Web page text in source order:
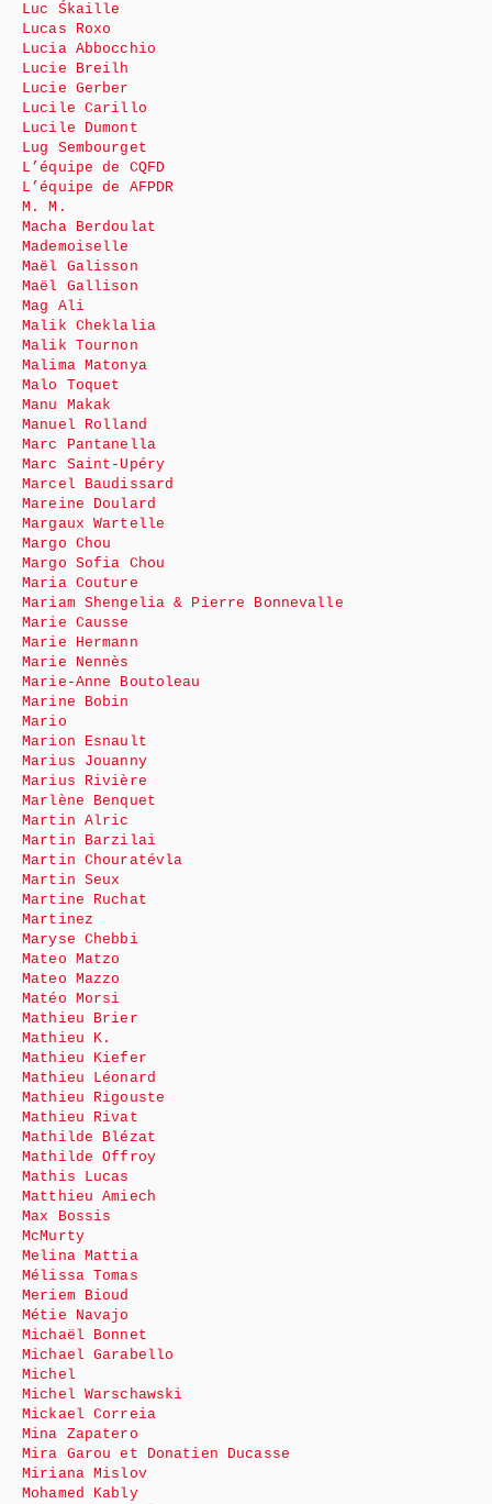
Luc Śkaille
Lucas Roxo
Lucia Abbocchio
Lucie Breilh
Lucie Gerber
Lucile Carillo
Lucile Dumont
Lug Sembourget
L’équipe de CQFD
L’équipe de AFPDR
M. M.
Macha Berdoulat
Mademoiselle
Maël Galisson
Maël Gallison
Mag Ali
Malik Cheklalia
Malik Tournon
Malima Matonya
Malo Toquet
Manu Makak
Manuel Rolland
Marc Pantanella
Marc Saint-Upéry
Marcel Baudissard
Mareine Doulard
Margaux Wartelle
Margo Chou
Margo Sofia Chou
Maria Couture
Mariam Shengelia & Pierre Bonnevalle
Marie Causse
Marie Hermann
Marie Nennès
Marie-Anne Boutoleau
Marine Bobin
Mario
Marion Esnault
Marius Jouanny
Marius Rivière
Marlène Benquet
Martin Alric
Martin Barzilai
Martin Chouratévla
Martin Seux
Martine Ruchat
Martinez
Maryse Chebbi
Mateo Matzo
Mateo Mazzo
Matéo Morsi
Mathieu Brier
Mathieu K.
Mathieu Kiefer
Mathieu Léonard
Mathieu Rigouste
Mathieu Rivat
Mathilde Blézat
Mathilde Offroy
Mathis Lucas
Matthieu Amiech
Max Bossis
McMurty
Melina Mattia
Mélissa Tomas
Meriem Bioud
Métie Navajo
Michaël Bonnet
Michael Garabello
Michel
Michel Warschawski
Mickael Correia
Mina Zapatero
Mira Garou et Donatien Ducasse
Miriana Mislov
Mohamed Kably